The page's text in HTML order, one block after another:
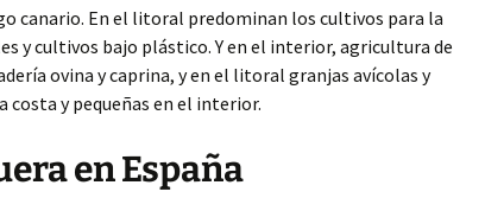
canario. En el litoral predominan los cultivos para la
y cultivos bajo plástico. Y en el interior, agricultura de
ovina y caprina, y en el litoral granjas avícolas y
costa y pequeñas en el interior.
en España